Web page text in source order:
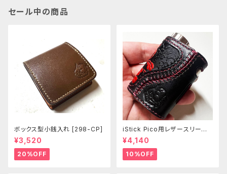
セール中の商品
ボックス型小銭入れ [298-CP]
¥3,520
20%OFF
iStick Pico用レザースリーブ
[381-pc]
¥4,140
10%OFF